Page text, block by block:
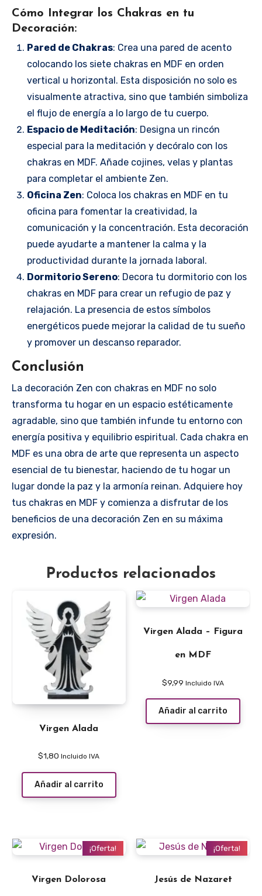
Cómo Integrar los Chakras en tu
Decoración:
Pared de Chakras: Crea una pared de acento
colocando los siete chakras en MDF en orden
vertical u horizontal. Esta disposición no solo es
visualmente atractiva, sino que también simboliza
el flujo de energía a lo largo de tu cuerpo.
Espacio de Meditación: Designa un rincón
especial para la meditación y decóralo con los
chakras en MDF. Añade cojines, velas y plantas
para completar el ambiente Zen.
Oficina Zen: Coloca los chakras en MDF en tu
oficina para fomentar la creatividad, la
comunicación y la concentración. Esta decoración
puede ayudarte a mantener la calma y la
productividad durante la jornada laboral.
Dormitorio Sereno: Decora tu dormitorio con los
chakras en MDF para crear un refugio de paz y
relajación. La presencia de estos símbolos
energéticos puede mejorar la calidad de tu sueño
y promover un descanso reparador.
Conclusión
La decoración Zen con chakras en MDF no solo
transforma tu hogar en un espacio estéticamente
agradable, sino que también infunde tu entorno con
energía positiva y equilibrio espiritual. Cada chakra en
MDF es una obra de arte que representa un aspecto
esencial de tu bienestar, haciendo de tu hogar un
lugar donde la paz y la armonía reinan. Adquiere hoy
tus chakras en MDF y comienza a disfrutar de los
beneficios de una decoración Zen en su máxima
expresión.
Productos relacionados
Virgen Alada
$1,80 Incluido IVA
Añadir al carrito
Virgen Alada – Figura
en MDF
$9,99 Incluido IVA
Añadir al carrito
¡Oferta!
Virgen Dolorosa
¡Oferta!
Jesús de Nazaret